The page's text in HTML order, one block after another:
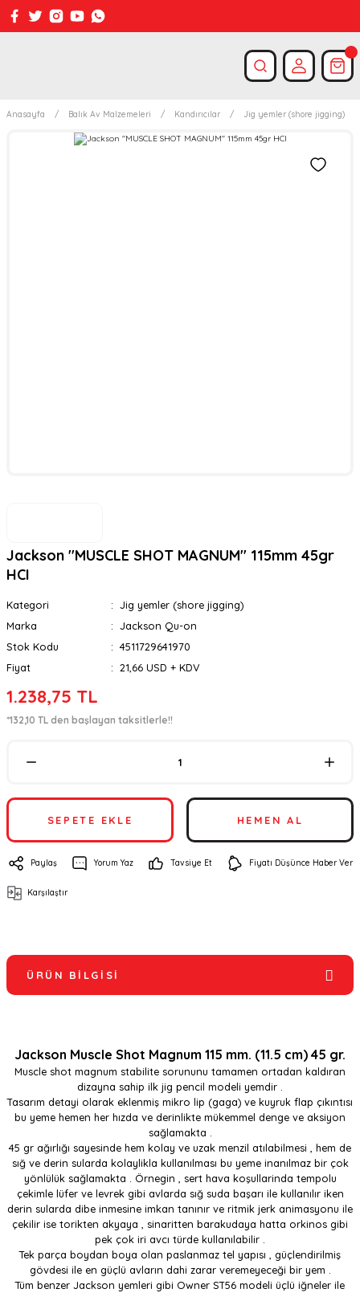
Anasayfa Balık Av Malzemeleri Kandırıcılar Jig yemler (shore jigging)
Jackson ''MUSCLE SHOT MAGNUM'' 115mm 45gr
HCI
Kategori
Jig yemler (shore jigging)
Marka
Jackson Qu-on
Stok Kodu
4511729641970
Fiyat
21,66 USD + KDV
1.238,75 TL
*132,10 TL den başlayan taksitlerle!!
SEPETE EKLE HEMEN AL
Paylaş Yorum Yaz Tavsiye Et Fiyatı Düşünce Haber Ver
Karşılaştır
ÜRÜN BILGISI
Jackson Muscle Shot Magnum 115 mm. (11.5 cm) 45 gr.
Muscle shot magnum stabilite sorununu tamamen ortadan kaldıran
dizayna sahip ilk jig pencil modeli yemdir .
Tasarım detayi olarak eklenmiş mikro lip (gaga) ve kuyruk flap çıkıntısı
bu yeme hemen her hızda ve derinlikte mükemmel denge ve aksiyon
sağlamakta .
45 gr ağırlığı sayesinde hem kolay ve uzak menzil atılabilmesi , hem de
sığ ve derin sularda kolaylikla kullanılması bu yeme inanılmaz bir çok
yönlülük sağlamakta . Örnegin , sert hava koşullarinda tempolu
çekimle lüfer ve levrek gibi avlarda sığ suda başarı ile kullanılır iken
derin sularda dibe inmesine imkan tanınır ve ritmik jerk animasyonu ile
çekilir ise torikten akyaya , sinaritten barakudaya hatta orkinos gibi
pek çok iri avcı türde kullanılabilir .
Tek parça boydan boya olan paslanmaz tel yapısı , güçlendirilmiş
gövdesi ile en güçlü avların dahi zarar veremeyeceği bir yem .
Tüm benzer Jackson yemleri gibi Owner ST56 modeli üçlü iğneler ile